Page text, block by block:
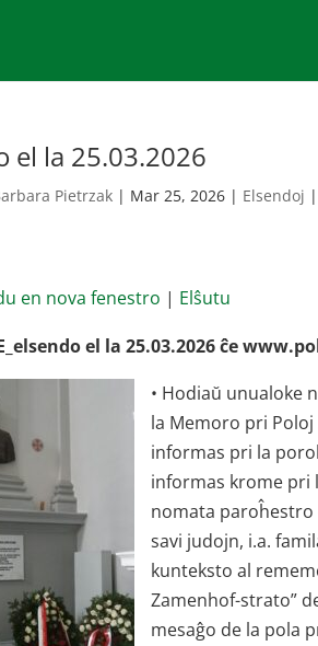
el la 25.03.2026
Pietrzak | Mar 25, 2026 | Elsendoj |
en nova fenestro | Elŝutu
el la 25.03.2026 ĉe
• Hodiaŭ unualoke
la Memoro pri Poloj
informas pri la
informas krome pri
nomata paroĥestro
savi judojn, i.a.
kunteksto al
Zamenhof-strato”
mesaĝo de la pola